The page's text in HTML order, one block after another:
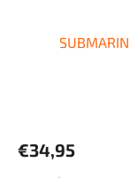
€34,95